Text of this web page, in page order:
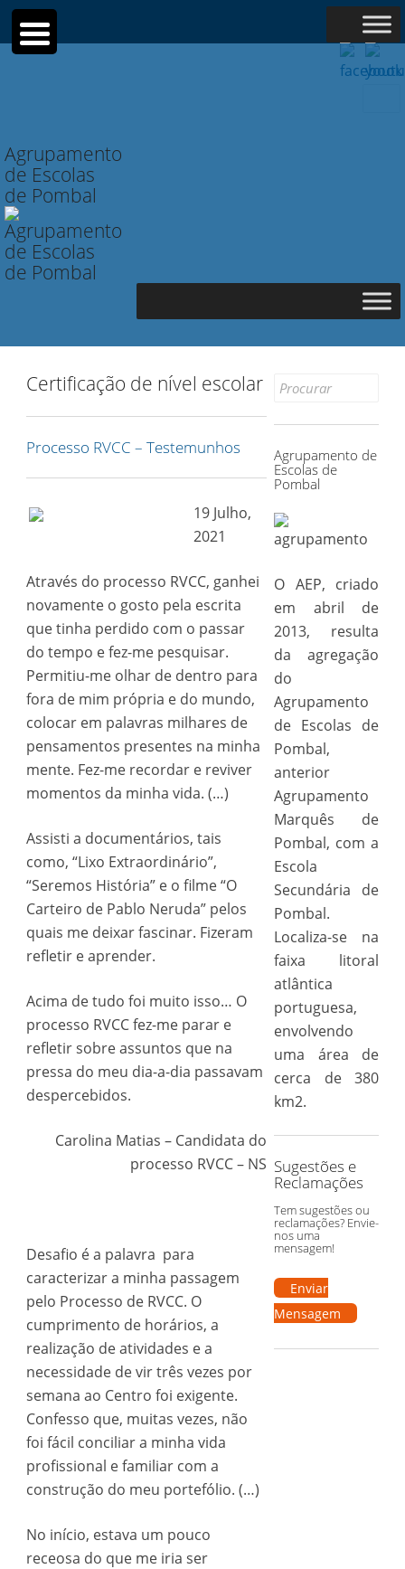
Agrupamento
de Escolas
de Pombal
Certificação de nível escolar
Processo RVCC – Testemunhos
19 Julho,
2021
Através do processo RVCC, ganhei
novamente o gosto pela escrita
que tinha perdido com o passar
do tempo e fez-me pesquisar.
Permitiu-me olhar de dentro para
fora de mim própria e do mundo,
colocar em palavras milhares de
pensamentos presentes na minha
mente. Fez-me recordar e reviver
momentos da minha vida. (…)
Assisti a documentários, tais
como, “Lixo Extraordinário”,
“Seremos História” e o filme “O
Carteiro de Pablo Neruda” pelos
quais me deixar fascinar. Fizeram
refletir e aprender.
Acima de tudo foi muito isso… O
processo RVCC fez-me parar e
refletir sobre assuntos que na
pressa do meu dia-a-dia passavam
despercebidos.
Carolina Matias – Candidata do
processo RVCC – NS
Desafio é a palavra para
caracterizar a minha passagem
pelo Processo de RVCC. O
cumprimento de horários, a
realização de atividades e a
necessidade de vir três vezes por
semana ao Centro foi exigente.
Confesso que, muitas vezes, não
foi fácil conciliar a minha vida
profissional e familiar com a
construção do meu portefólio. (…)
No início, estava um pouco
receosa do que me iria ser
Search
Agrupamento de
Escolas de
Pombal
O AEP, criado
em abril de
2013, resulta
da agregação
do
Agrupamento
de Escolas de
Pombal,
anterior
Agrupamento
Marquês de
Pombal, com a
Escola
Secundária de
Pombal.
Localiza-se na
faixa litoral
atlântica
portuguesa,
envolvendo
uma área de
cerca de 380
km2.
Sugestões e
Reclamações
Tem sugestões ou
reclamações? Envie-
nos uma
mensagem!
Enviar
Mensagem